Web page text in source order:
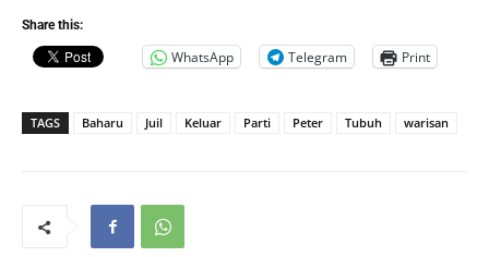
Share this:
WhatsApp Telegram Print
TAGS Baharu Juil Keluar Parti Peter Tubuh warisan